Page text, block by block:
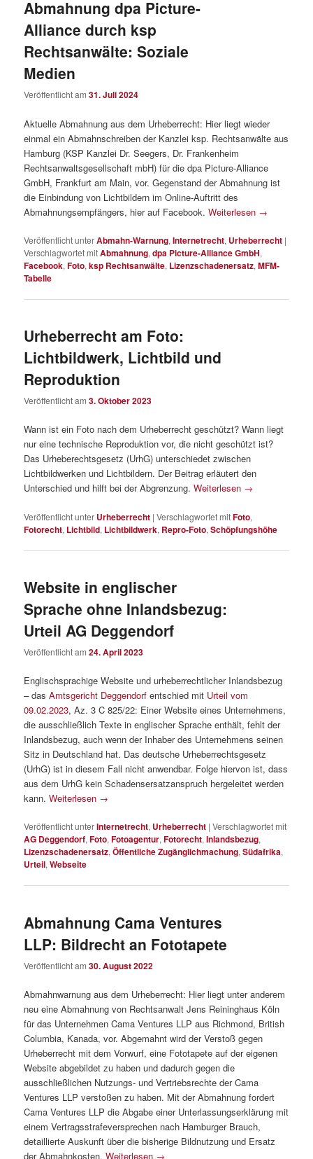
Abmahnung dpa Picture-
Alliance durch ksp
Rechtsanwälte: Soziale
Medien
Veröffentlicht am31. Juli 2024
Aktuelle Abmahnung aus dem Urheberrecht: Hier liegt wieder
einmal ein Abmahnschreiben der Kanzlei ksp. Rechtsanwälte aus
Hamburg (KSP Kanzlei Dr. Seegers, Dr. Frankenheim
Rechtsanwaltsgesellschaft mbH) für die dpa Picture-Alliance
GmbH, Frankfurt am Main, vor. Gegenstand der Abmahnung ist
die Einbindung von Lichtbildern im Online-Auftritt des
Abmahnungsempfängers, hier auf Facebook.Weiterlesen →
Veröffentlicht unterAbmahn-Warnung,Internetrecht, Urheberrecht |
Verschlagwortet mitAbmahnung,dpa Picture-Alliance GmbH,
Facebook,Foto,ksp Rechtsanwälte, Lizenzschadenersatz,MFM-
Tabelle
Urheberrecht am Foto:
Lichtbildwerk, Lichtbild und
Reproduktion
Veröffentlicht am3. Oktober 2023
Wann ist ein Foto nach dem Urheberrecht geschützt? Wann liegt
nur eine technische Reproduktion vor, die nicht geschützt ist?
Das Urheberechtsgesetz (UrhG) unterschiedet zwischen
Lichtbildwerken und Lichtbildern. Der Beitrag erläutert den
Unterschied und hilft bei der Abgrenzung.Weiterlesen →
Veröffentlicht unter Urheberrecht |Verschlagwortet mitFoto,
Fotorecht, Lichtbild, Lichtbildwerk, Repro-Foto,Schöpfungshöhe
Website in englischer
Sprache ohne Inlandsbezug:
Urteil AG Deggendorf
Veröffentlicht am24. April 2023
Englischsprachige Website und urheberrechtlicher Inlandsbezug
– dasAmtsgericht Deggendorf entschied mit Urteil vom
09.02.2023, Az. 3 C 825/22: Einer Website eines Unternehmens,
die ausschließlich Texte in englischer Sprache enthält, fehlt der
Inlandsbezug, auch wenn der Inhaber des Unternehmens seinen
Sitz in Deutschland hat. Das deutsche Urheberrechtsgesetz
(UrhG) ist in diesem Fall nicht anwendbar. Folge hiervon ist, dass
aus dem UrhG kein Schadensersatzanspruch hergeleitet werden
kann.Weiterlesen →
Veröffentlicht unterInternetrecht, Urheberrecht |Verschlagwortet mit
AG Deggendorf,Foto,Fotoagentur,Fotorecht,Inlandsbezug,
Lizenzschadenersatz,Öffentliche Zugänglichmachung,Südafrika,
Urteil,Webseite
Abmahnung Cama Ventures
LLP: Bildrecht an Fototapete
Veröffentlicht am30. August 2022
Abmahnwarnung aus dem Urheberrecht: Hier liegt unter anderem
neu eine Abmahnung von Rechtsanwalt Jens Reininghaus Köln
für das Unternehmen Cama Ventures LLP aus Richmond, British
Columbia, Kanada, vor. Abgemahnt wird der Verstoß gegen
Urheberrecht mit dem Vorwurf, eine Fototapete auf der eigenen
Website abgebildet zu haben und dadurch gegen die
ausschließlichen Nutzungs- und Vertriebsrechte der Cama
Ventures LLP verstoßen zu haben. Mit der Abmahnung fordert
Cama Ventures LLP die Abgabe einer Unterlassungserklärung mit
einem Vertragsstrafeversprechen nach Hamburger Brauch,
detaillierte Auskunft über die bisherige Bildnutzung und Ersatz
der Abmahnkosten.Weiterlesen →